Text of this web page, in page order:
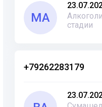
МА
стадии
+79262283179